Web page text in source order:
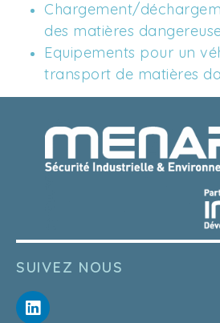
Chargement/
des matières
Equipements pour un
transport de matières
SUIVEZ NOUS